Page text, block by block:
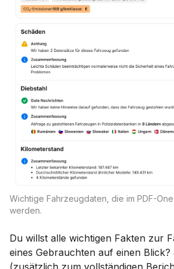
Wichtige Fahrzeugdaten, die im PDF-
werden.
Du willst alle wichtigen Fakten zur
eines Gebrauchten auf einen
(zusätzlich zum vollständigen